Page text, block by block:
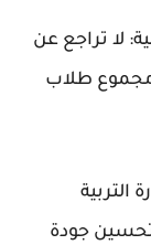
: لا تراجع عن
مجموع طلاب
التربية
جودة